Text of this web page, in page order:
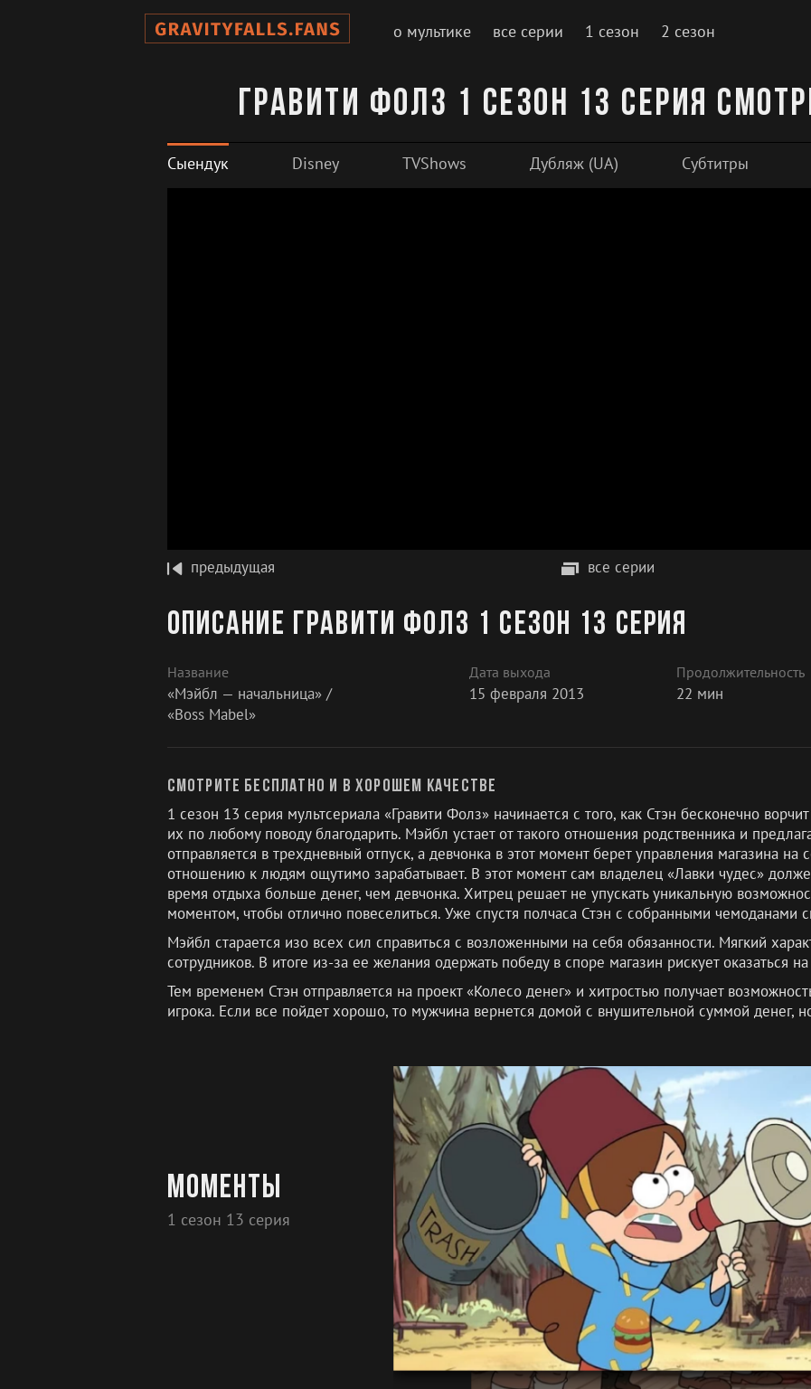
о мультике все серии 1 сезон 2 сезон
Гравити Фолз 1 сезон 13 серия
Сыендук Disney TVShows Дубляж (UA) Субтитры
предыдущая все серии
Описание Гравити Фолз 1 сезон 13 серия
Название
«Мэйбл — начальница» /
«Boss Mabel»
Дата выхода
15 февраля 2013
Продолжительность
22 мин
Смотрите бесплатно и в хорошем качестве
1 сезон 13 серия мультсериала «Гравити Фолз» начинается с того, как Стэн бесконечно
их по любому поводу благодарить. Мэйбл устает от такого отношения родственника и
отправляется в трехдневный отпуск, а девчонка в этот момент берет управления магазина
отношению к людям ощутимо зарабатывает. В этот момент сам владелец «Лавки чудес»
время отдыха больше денег, чем девчонка. Хитрец решает не упускать уникальную
моментом, чтобы отлично повеселиться. Уже спустя полчаса Стэн с собранными чемоданами
Мэйбл старается изо всех сил справиться с возложенными на себя обязанности. Мягкий
сотрудников. В итоге из-за ее желания одержать победу в споре магазин рискует оказаться
Тем временем Стэн отправляется на проект «Колесо денег» и хитростью получает
игрока. Если все пойдет хорошо, то мужчина вернется домой с внушительной суммой денег,
Моменты
1 сезон 13 серия